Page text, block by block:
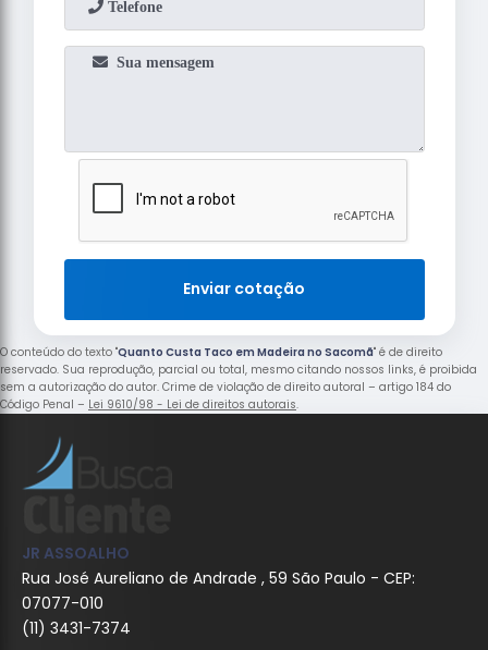
Enviar cotação
O conteúdo do texto "Quanto Custa Taco em Madeira no Sacomã" é de direito
reservado. Sua reprodução, parcial ou total, mesmo citando nossos links, é proibida
sem a autorização do autor. Crime de violação de direito autoral – artigo 184 do
Código Penal – Lei 9610/98 - Lei de direitos autorais.
JR ASSOALHO
Rua José Aureliano de Andrade , 59 São Paulo - CEP:
07077-010
(11) 3431-7374